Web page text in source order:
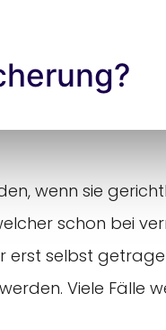
wenn sie
schon bei
erst selbst
Viele Fälle